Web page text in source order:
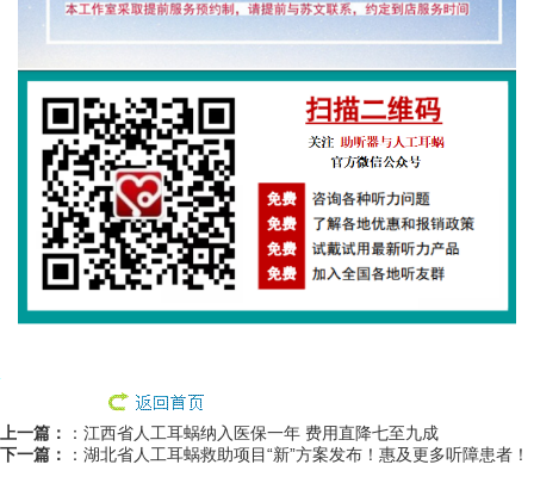
上一篇： ： 江西省人工耳蜗纳入医保一年 费用直降七至九成
下一篇：
： 湖北省人工耳蜗救助项目“新”方案发布！惠及更多听障患者！